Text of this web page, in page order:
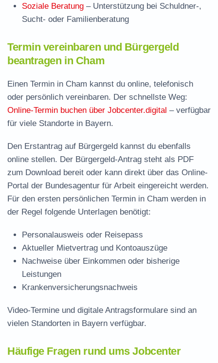
Soziale Beratung – Unterstützung bei Schuldner-,
Sucht- oder Familienberatung
Termin vereinbaren und Bürgergeld
beantragen in Cham
Einen Termin in Cham kannst du online, telefonisch
oder persönlich vereinbaren. Der schnellste Weg:
Online-Termin buchen über Jobcenter.digital – verfügbar
für viele Standorte in Bayern.
Den Erstantrag auf Bürgergeld kannst du ebenfalls
online stellen. Der Bürgergeld-Antrag steht als PDF
zum Download bereit oder kann direkt über das Online-
Portal der Bundesagentur für Arbeit eingereicht werden.
Für den ersten persönlichen Termin in Cham werden in
der Regel folgende Unterlagen benötigt:
Personalausweis oder Reisepass
Aktueller Mietvertrag und Kontoauszüge
Nachweise über Einkommen oder bisherige
Leistungen
Krankenversicherungsnachweis
Video-Termine und digitale Antragsformulare sind an
vielen Standorten in Bayern verfügbar.
Häufige Fragen rund ums Jobcenter